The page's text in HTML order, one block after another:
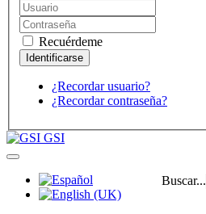
Recuérdeme
¿Recordar usuario?
¿Recordar contraseña?
GSI
Buscar...